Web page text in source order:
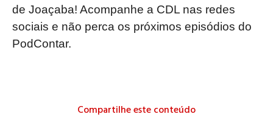
de Joaçaba! Acompanhe a CDL nas redes
sociais e não perca os próximos episódios do
PodContar.
Compartilhe este conteúdo